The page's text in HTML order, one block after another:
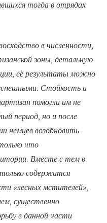
тогда в отрядах
в численности,
зоны, детальную
её результаты можно
Стойкость и
помогли им не
период, но и после
немцев возобновить
что
Вместе с тем в
содержится
«лесных мстителей»,
существенно
в данной части